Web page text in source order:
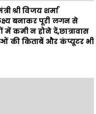
में कमी न होने दें,छात्रावास
की किताबें और कंप्यूटर भी